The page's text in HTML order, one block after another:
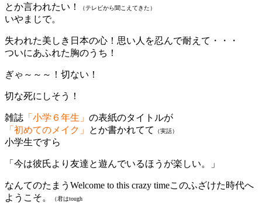
とか言われたい！ （テレビから聞こえてきた）
いやまじで。
失われた美しき日本の心！思い人を忍んで耐えて・・・
ついにあふれた胸のうち！
ぎゃ～～～！切ない！
切な死にしそう！
雑誌 「小学６年生」 の表紙のタイトルが
「初めてのメイク」
とか書かれてて （実話）
小学生ですら
「今は彼氏より友達と遊んでいるほうが楽しい。」
なんてのたまうWelcome to this crazy timeこのふざけた時代へ
ようこそ。
（君はtough